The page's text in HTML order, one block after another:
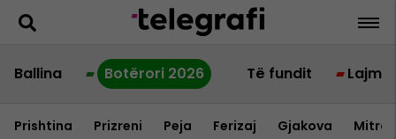
Ballina Botërori 2026 Të fundit Lajme
Prishtina Prizreni Peja Ferizaj Gjakova